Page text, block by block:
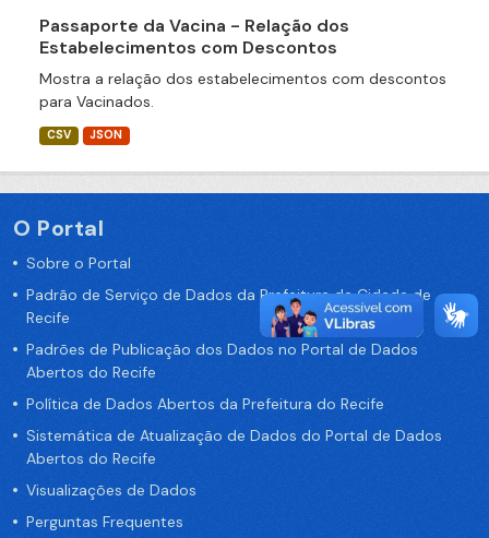
Passaporte da Vacina - Relação dos
Estabelecimentos com Descontos
Mostra a relação dos estabelecimentos com descontos
para Vacinados.
CSV JSON
O Portal
Sobre o Portal
Padrão de Serviço de Dados da Prefeitura da Cidade de
Recife
Padrões de Publicação dos Dados no Portal de Dados
Abertos do Recife
Política de Dados Abertos da Prefeitura do Recife
Sistemática de Atualização de Dados do Portal de Dados
Abertos do Recife
Visualizações de Dados
Perguntas Frequentes